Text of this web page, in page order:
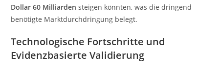
Dollar 60 Milliarden steigen könnten, was die dringend
benötigte Marktdurchdringung belegt.
Technologische Fortschritte und
Evidenzbasierte Validierung